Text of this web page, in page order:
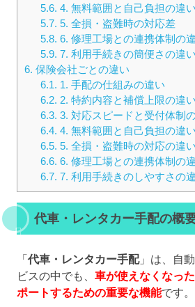
5.6. 4. 無料範囲と自己負担の違い
5.7. 5. 全損・盗難時の対応差
5.8. 6. 修理工場との連携体制の
5.9. 7. 利用手続きの簡便さの違い
6. 保険会社ごとの違い
6.1. 1. 手配の仕組みの違い
6.2. 2. 特約内容と補償上限の違い
6.3. 3. 対応スピードと受付体制
6.4. 4. 無料範囲と自己負担の違い
6.5. 5. 全損・盗難時の対応の違い
6.6. 6. 修理工場との連携体制の
6.7. 7. 利用手続きのしやすさの
代車・レンタカー手配の概
「 代車・レンタカー手配」は、自
ビスの中でも、 車が使えなくなっ
ポートするための重要な機能です。